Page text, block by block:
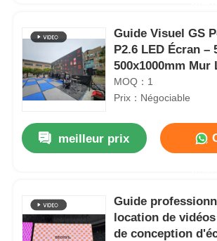
Guide Visuel GS
P2.6 LED Écran –
500x1000mm Mur
pour Spectacles
Festivals de
MOQ：1
Prix：Négociable
meilleur prix
Guide
location de vidéos
de conception